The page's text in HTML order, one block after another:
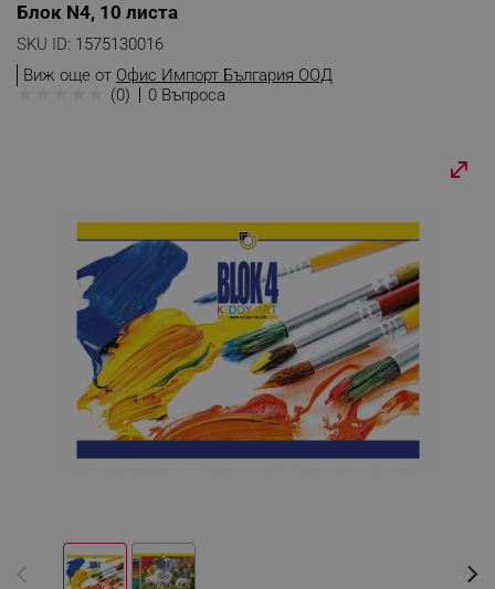
Блок N4, 10 листа
SKU ID: 1575130016
Виж още от Офис Импорт България ООД
★ (0) 0 Въпроса